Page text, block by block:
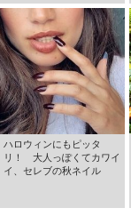
ハロウィンにもピッタ
リ！ 大人っぽくてカワイ
イ、セレブの秋ネイル